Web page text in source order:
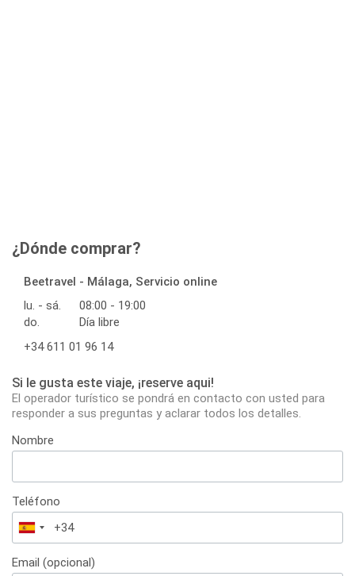
¿Dónde comprar?
Beetravel - Málaga, Servicio online
lu. - sá.
08:00 - 19:00
do.
Día libre
+34 611 01 96 14
Si le gusta este viaje, ¡reserve aqui!
El operador turístico se pondrá en contacto con usted para
responder a sus preguntas y aclarar todos los detalles.
Nombre
Teléfono
España
+34
Email (opcional)